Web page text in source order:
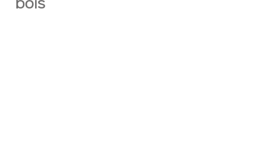
bois